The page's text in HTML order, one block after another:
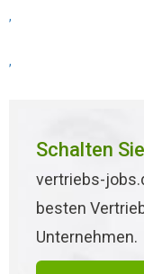
,
,
Schalten
vertriebs-
besten
Unternehmen.